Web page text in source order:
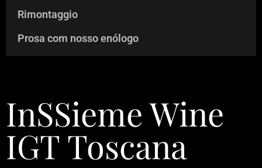
Rimontaggio
Prosa com nosso enólogo
InSSieme Wine
IGT Toscana